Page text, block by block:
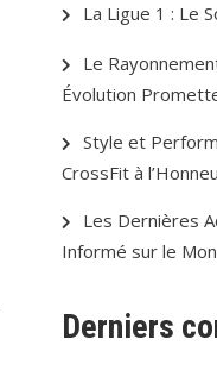
La Ligue 1 : Le
Le
Évolution
Style et
CrossFit à
Les Dernières
Informé sur le
Derniers